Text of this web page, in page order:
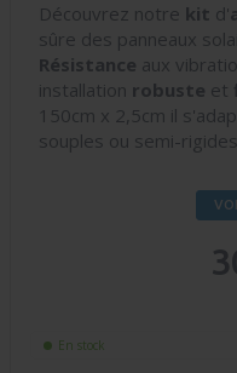
Découvrez notre kit d'
sûre des panneaux
Résistance aux
installation robuste et
150cm x 2,5cm il
souples ou semi-rigides.
En stock